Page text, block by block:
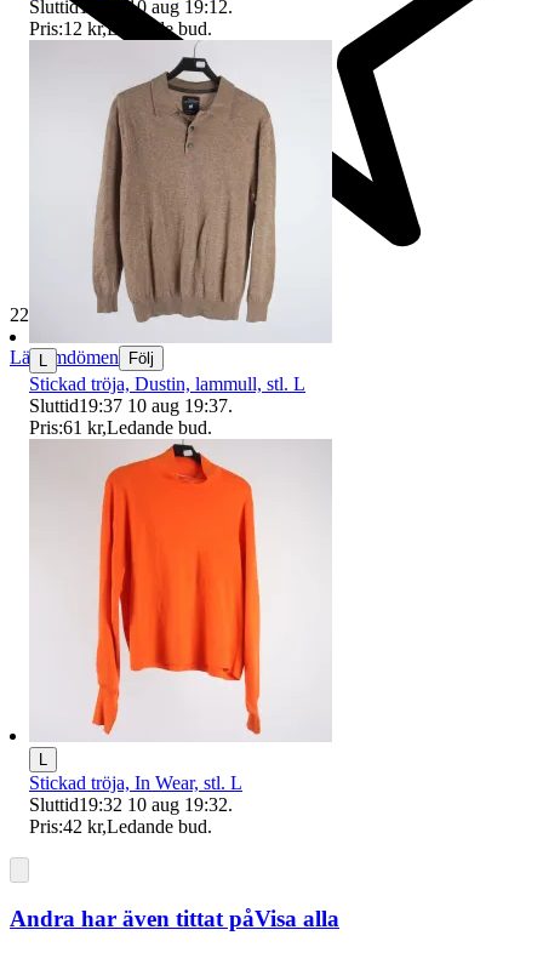
229 693 omdömen
Läs omdömen Följ
Sluttid19:12 10 aug 19:12.
Pris:12 kr,Ledande bud.
Stickad tröja, Dustin, lammull, stl. L
Sluttid19:37 10 aug 19:37.
Pris:61 kr,Ledande bud.
Stickad tröja, In Wear, stl. L
Sluttid19:32 10 aug 19:32.
Pris:42 kr,Ledande bud.
Andra har även tittat påVisa alla